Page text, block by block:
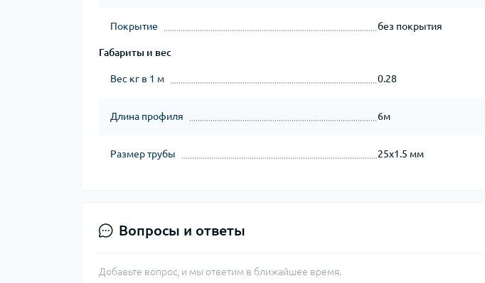
Покрытие без покрытия
Габариты и вес
Вес кг в 1 м 0.28
Длина профиля 6м
Размер трубы 25х1.5 мм
Вопросы и ответы
Добавьте вопрос, и мы ответим в ближайшее время.